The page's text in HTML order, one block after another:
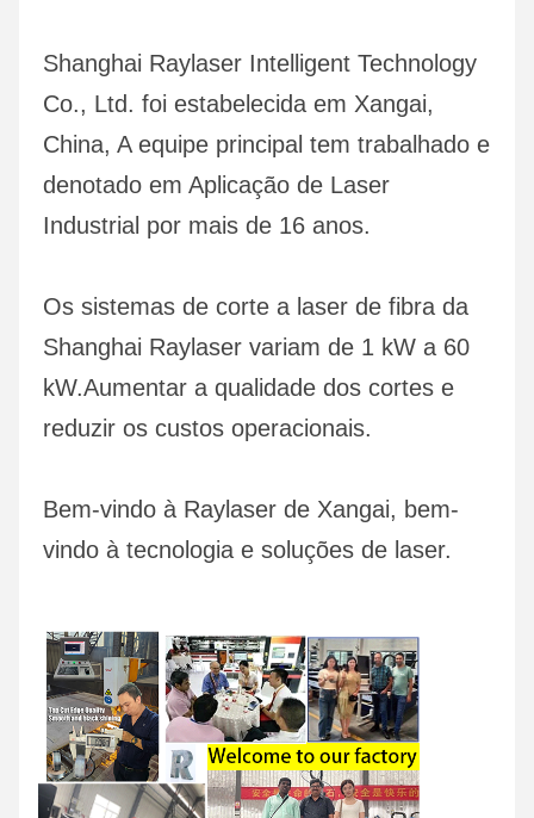
Shanghai Raylaser Intelligent Technology
Co., Ltd. foi estabelecida em Xangai,
China, A equipe principal tem trabalhado e
denotado em Aplicação de Laser
Industrial por mais de 16 anos.
Os sistemas de corte a laser de fibra da
Shanghai Raylaser variam de 1 kW a 60
kW.Aumentar a qualidade dos cortes e
reduzir os custos operacionais.
Bem-vindo à Raylaser de Xangai, bem-
vindo à tecnologia e soluções de laser.